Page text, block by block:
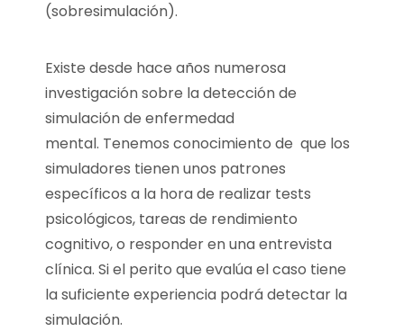
(sobresimulación).
Existe desde hace años numerosa
investigación sobre la detección de
simulación de enfermedad
mental. Tenemos conocimiento de que los
simuladores tienen unos patrones
específicos a la hora de realizar tests
psicológicos, tareas de rendimiento
cognitivo, o responder en una entrevista
clínica. Si el perito que evalúa el caso tiene
la suficiente experiencia podrá detectar la
simulación.